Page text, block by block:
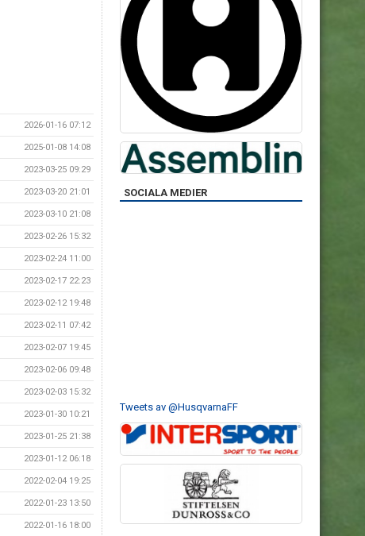
2026-01-16 07:12
2025-01-08 14:08
2023-03-25 09:29
2023-03-20 21:01
2023-03-10 21:08
2023-02-26 15:32
2023-02-24 11:00
2023-02-17 22:23
2023-02-12 19:48
2023-02-11 07:42
2023-02-07 19:45
2023-02-06 09:48
2023-02-03 15:32
2023-01-30 10:21
2023-01-25 21:38
2023-01-12 06:18
2022-02-04 19:25
2022-01-23 13:50
2022-01-16 18:00
SOCIALA MEDIER
Tweets av @HusqvarnaFF